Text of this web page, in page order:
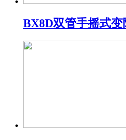
BX8D双管手摇式变